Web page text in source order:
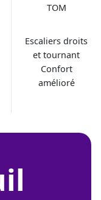
TOM
Escaliers droits
et tournant
Confort
amélioré